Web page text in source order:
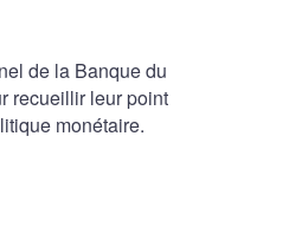
de la Banque du
recueillir leur point
monétaire.